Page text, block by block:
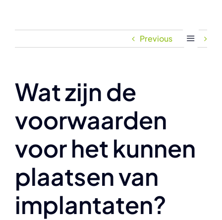
content
Previous Next
Wat zijn de
voorwaarden
voor het kunnen
plaatsen van
implantaten?